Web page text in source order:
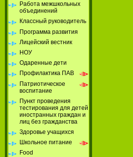
Работа межшкольных
объединений
Классный руководитель
Программа развития
Лицейский вестник
НОУ
Одаренные дети
Профилактика ПАВ
Патриотическое
воспитание
Пункт проведения
тестирования для детей
иностранных граждан и
лиц без гражданства
Здоровье учащихся
Школьное питание
Food